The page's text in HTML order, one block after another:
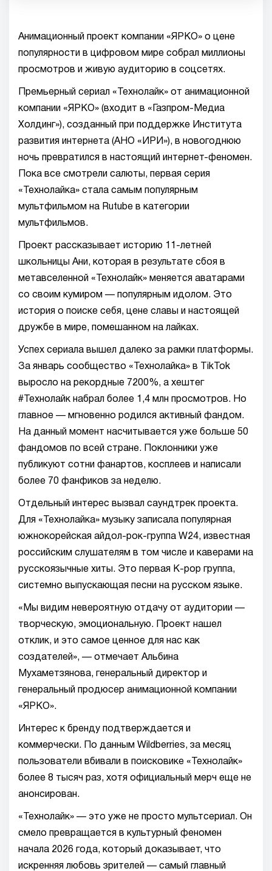
Анимационный проект компании «ЯРКО» о цене
популярности в цифровом мире собрал миллионы
просмотров и живую аудиторию в соцсетях.
Премьерный сериал «Технолайк» от анимационной
компании «ЯРКО» (входит в «Газпром-Медиа
Холдинг»), созданный при поддержке Института
развития интернета (АНО «ИРИ»), в новогоднюю
ночь превратился в настоящий интернет-феномен.
Пока все смотрели салюты, первая серия
«Технолайка» стала самым популярным
мультфильмом на Rutube в категории
мультфильмов.
Проект рассказывает историю 11-летней
школьницы Ани, которая в результате сбоя в
метавселенной «Технолайк» меняется аватарами
со своим кумиром — популярным идолом. Это
история о поиске себя, цене славы и настоящей
дружбе в мире, помешанном на лайках.
Успех сериала вышел далеко за рамки платформы.
За январь сообщество «Технолайка» в TikTok
выросло на рекордные 7200%, а хештег
#Технолайк набрал более 1,4 млн просмотров. Но
главное — мгновенно родился активный фандом.
На данный момент насчитывается уже больше 50
фандомов по всей стране. Поклонники уже
публикуют сотни фанартов, косплеев и написали
более 70 фанфиков за неделю.
Отдельный интерес вызвал саундтрек проекта.
Для «Технолайка» музыку записала популярная
южнокорейская айдол-рок-группа W24, известная
российским слушателям в том числе и каверами на
русскоязычные хиты. Это первая K-pop группа,
системно выпускающая песни на русском языке.
«Мы видим невероятную отдачу от аудитории —
творческую, эмоциональную. Проект нашел
отклик, и это самое ценное для нас как
создателей», — отмечает Альбина
Мухаметзянова, генеральный директор и
генеральный продюсер анимационной компании
«ЯРКО».
Интерес к бренду подтверждается и
коммерчески. По данным Wildberries, за месяц
пользователи вбивали в поисковике «Технолайк»
более 8 тысяч раз, хотя официальный мерч еще не
анонсирован.
«Технолайк» — это уже не просто мультсериал. Он
смело превращается в культурный феномен
начала 2026 года, который доказывает, что
искренняя любовь зрителей — самый главный